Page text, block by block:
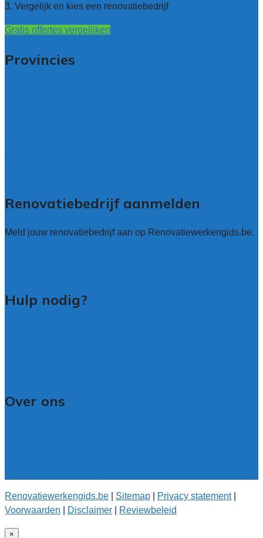
3. Vergelijk en kies een renovatiebedrijf
Gratis offertes vergelijken
Provincies
Renovatiebedrijf aanmelden
Meld jouw renovatiebedrijf aan op Renovatiewerkengids.be.
Hulp nodig?
Over ons
Renovatiewerkengids.be Sitemap Privacy statement|
Voorwaarden
Disclaimer Reviewbeleid
×